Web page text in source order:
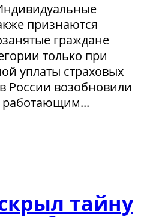
признаются
граждане
только при
уплаты страховых
России возобновили
работающим...
тайну